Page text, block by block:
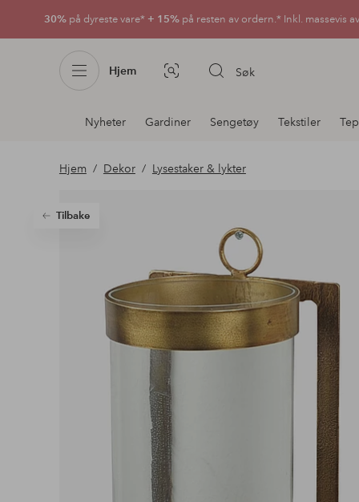
30% på dyreste vare* + 15% på resten av ordern.* Inkl. massevis
Hjem Bildesøk Søk
Avdelingsnavigering
Nyheter Gardiner Sengetøy Tekstiler
Hjem Dekor Lysestaker & lykter
Tilbake